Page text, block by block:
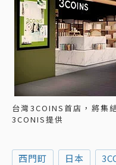
台灣3COINS首店，將集
3CONIS提供
西門町 日本